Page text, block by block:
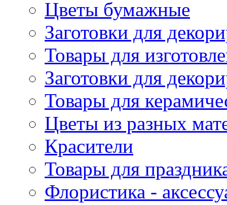
Цветы бумажные
Заготовки для
Товары для
Заготовки для
Товары для
Цветы из разных
Красители
Товары для
Флористика -